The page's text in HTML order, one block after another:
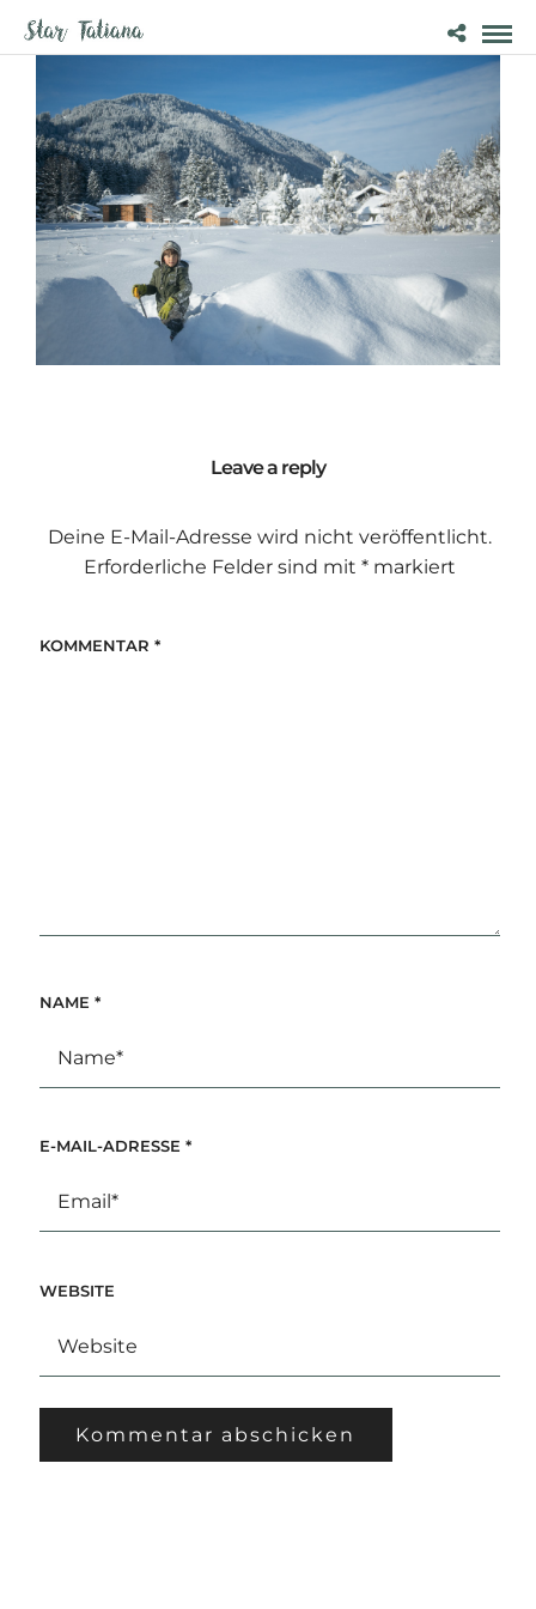
Leave a reply
Deine E-Mail-Adresse wird nicht veröffentlicht.
Erforderliche Felder sind mit *markiert
KOMMENTAR *
NAME *
E-MAIL-ADRESSE *
WEBSITE